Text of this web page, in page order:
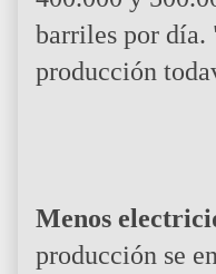
barriles por día.
producción
Menos
producción se